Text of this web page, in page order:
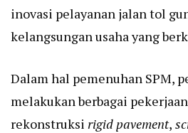
inovasi pelayanan jalan tol
kelangsungan usaha yang
Dalam hal pemenuhan SPM,
melakukan berbagai
rekonstruksi rigid pavement,